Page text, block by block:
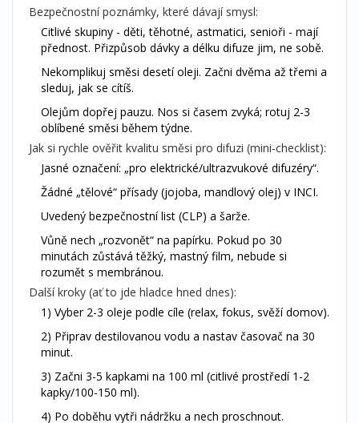
Bezpečnostní poznámky, které dávají smysl:
Citlivé skupiny - děti, těhotné, astmatici, senioři - mají
přednost. Přizpůsob dávky a délku difuze jim, ne sobě.
Nekomplikuj směsi desetí oleji. Začni dvěma až třemi a
sleduj, jak se cítíš.
Olejům dopřej pauzu. Nos si časem zvyká; rotuj 2-3
oblíbené směsi během týdne.
Jak si rychle ověřit kvalitu směsi pro difuzi (mini‑checklist):
Jasné označení: „pro elektrické/ultrazvukové difuzéry“.
Žádné „tělové“ přísady (jojoba, mandlový olej) v INCI.
Uvedený bezpečnostní list (CLP) a šarže.
Vůně nech „rozvonět“ na papírku. Pokud po 30
minutách zůstává těžký, mastný film, nebude si
rozumět s membránou.
Další kroky (ať to jde hladce hned dnes):
1) Vyber 2-3 oleje podle cíle (relax, fokus, svěží domov).
2) Připrav destilovanou vodu a nastav časovač na 30
minut.
3) Začni 3-5 kapkami na 100 ml (citlivé prostředí 1-2
kapky/100-150 ml).
4) Po doběhu vytři nádržku a nech proschnout.